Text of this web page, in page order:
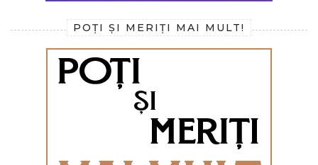
POȚI ȘI MERIȚI MAI MULT!